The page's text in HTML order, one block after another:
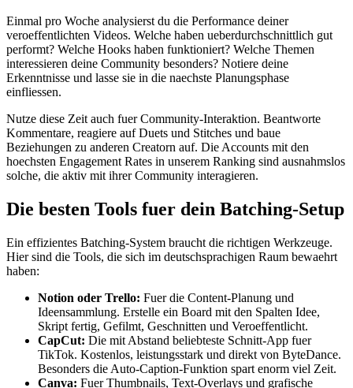
Einmal pro Woche analysierst du die Performance deiner
veroeffentlichten Videos. Welche haben ueberdurchschnittlich gut
performt? Welche Hooks haben funktioniert? Welche Themen
interessieren deine Community besonders? Notiere deine
Erkenntnisse und lasse sie in die naechste Planungsphase
einfliessen.
Nutze diese Zeit auch fuer Community-Interaktion. Beantworte
Kommentare, reagiere auf Duets und Stitches und baue
Beziehungen zu anderen Creatorn auf. Die Accounts mit den
hoechsten Engagement Rates in unserem Ranking sind ausnahmslos
solche, die aktiv mit ihrer Community interagieren.
Die besten Tools fuer dein Batching-Setup
Ein effizientes Batching-System braucht die richtigen Werkzeuge.
Hier sind die Tools, die sich im deutschsprachigen Raum bewaehrt
haben:
Notion oder Trello: Fuer die Content-Planung und
Ideensammlung. Erstelle ein Board mit den Spalten Idee,
Skript fertig, Gefilmt, Geschnitten und Veroeffentlicht.
CapCut: Die mit Abstand beliebteste Schnitt-App fuer
TikTok. Kostenlos, leistungsstark und direkt von ByteDance.
Besonders die Auto-Caption-Funktion spart enorm viel Zeit.
Canva: Fuer Thumbnails, Text-Overlays und grafische